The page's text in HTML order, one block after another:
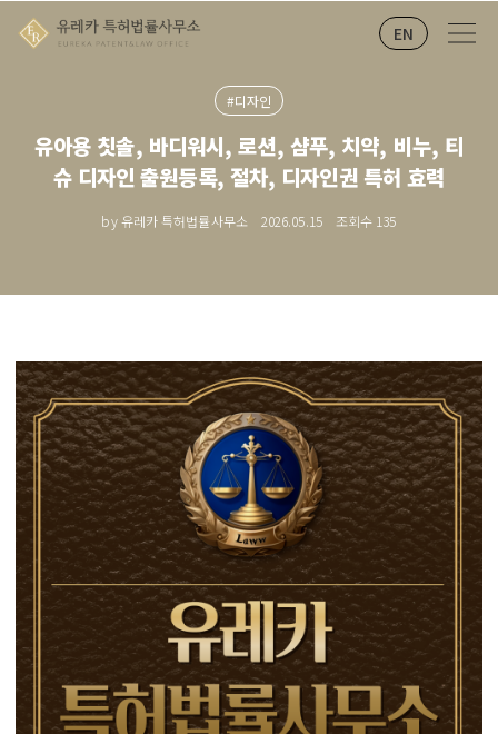
EN
#디자인
유아용 칫솔, 바디워시, 로션, 샴푸, 치약, 비누, 티
슈 디자인 출원등록, 절차, 디자인권 특허 효력
by 유레카 특허법률사무소 2026.05.15 조회수 135